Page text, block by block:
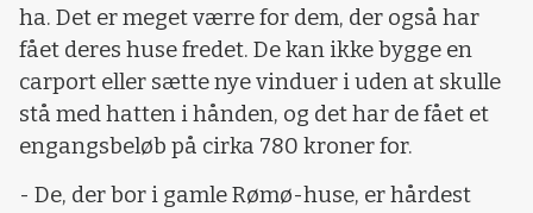
ha. Det er meget værre for dem, der også har
fået deres huse fredet. De kan ikke bygge en
carport eller sætte nye vinduer i uden at skulle
stå med hatten i hånden, og det har de fået et
engangsbeløb på cirka 780 kroner for.
- De, der bor i gamle Rømø-huse, er hårdest